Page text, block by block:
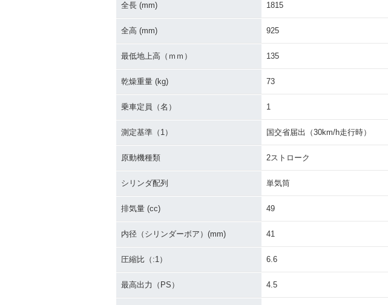
全長 (mm) 1815
全高 (mm) 925
最低地上高（ｍｍ） 135
乾燥重量 (kg) 73
乗車定員（名） 1
測定基準（1） 国交省届出（30km/h走行時）
原動機種類 2ストローク
シリンダ配列 単気筒
排気量 (cc) 49
内径（シリンダーボア）(mm) 41
圧縮比（:1） 6.6
最高出力（PS） 4.5